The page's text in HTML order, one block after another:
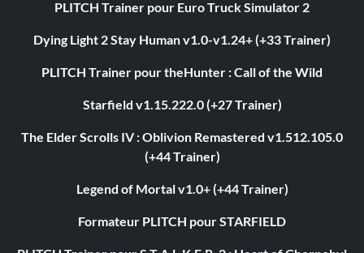
PLITCH Trainer pour Euro Truck Simulator 2
Dying Light 2 Stay Human v1.0-v1.24+ (+33 Trainer)
PLITCH Trainer pour theHunter : Call of the Wild
Starfield v1.15.222.0 (+27 Trainer)
The Elder Scrolls IV : Oblivion Remastered v1.512.105.0
(+44 Trainer)
Legend of Mortal v1.0+ (+44 Trainer)
Formateur PLITCH pour STARFIELD